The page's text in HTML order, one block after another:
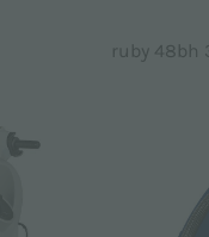
ruby 48bh